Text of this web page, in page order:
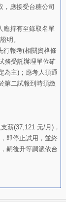
，應接受台糖公司
應持有至錄取名單
明。
行報考(相關資格條
務受託辦理單位確
為主)；應考人須通
第二試報到時須繳
薪(37,121 元/月)，
即停止試用，並終
嗣後升等調派依台